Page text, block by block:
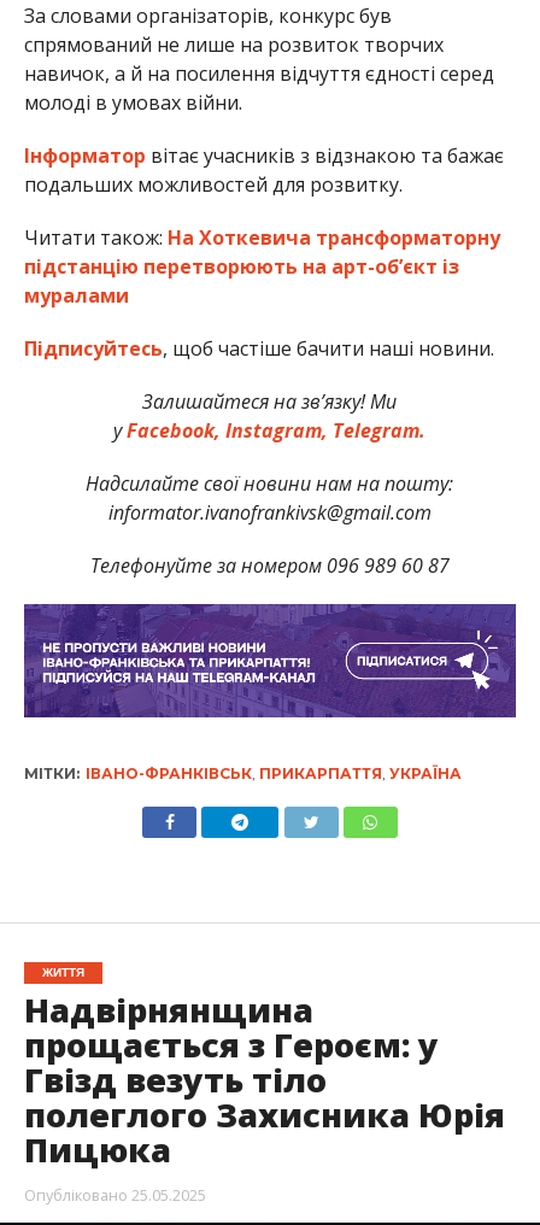
За словами організаторів, конкурс був
спрямований не лише на розвиток творчих
навичок, а й на посилення відчуття єдності серед
молоді в умовах війни.
Інформатор вітає учасників з відзнакою та бажає
подальших можливостей для розвитку.
Читати також: На Хоткевича трансформаторну
підстанцію перетворюють на арт-об’єкт із
муралами
Підписуйтесь, щоб частіше бачити наші новини.
Залишайтеся на зв’язку! Ми
уFacebook, Instagram, Telegram.
Надсилайте свої новини нам на пошту:
informator.ivanofrankivsk@gmail.com
Телефонуйте за номером 096 989 60 87
МІТКИ: ІВАНО-ФРАНКІВСЬК, ПРИКАРПАТТЯ УКРАЇНА
ЖИТТЯ
Надвірнянщина
прощається з Героєм: у
Гвізд везуть тіло
полеглого Захисника Юрія
Пицюка
Опубліковано 25.05.2025